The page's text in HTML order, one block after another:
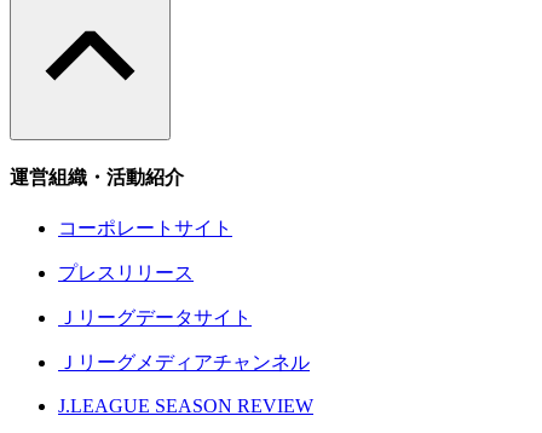
運営組織・活動紹介
コーポレートサイト
プレスリリース
Ｊリーグデータサイト
Ｊリーグメディアチャンネル
J.LEAGUE SEASON REVIEW